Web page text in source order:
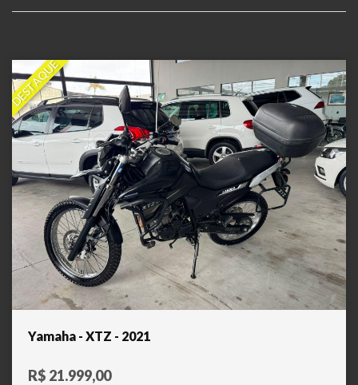
DESTAQUE
Yamaha - XTZ - 2021
R$ 21.999,00